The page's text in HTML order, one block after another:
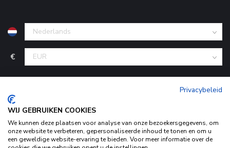
€
Privacybeleid
WIJ GEBRUIKEN COOKIES
We kunnen deze plaatsen voor analyse van onze bezoekersgegevens, om
onze website te verbeteren, gepersonaliseerde inhoud te tonen en om u
een geweldige website-ervaring te bieden. Voor meer informatie over de